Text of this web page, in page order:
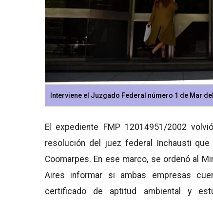
Interviene el Juzgado Federal número 1 de Mar
El expediente FMP 12014951/2002
resolución del juez federal Inchausti
Coomarpes. En ese marco, se ordenó al
Aires informar si ambas empresas
certificado de aptitud ambiental y